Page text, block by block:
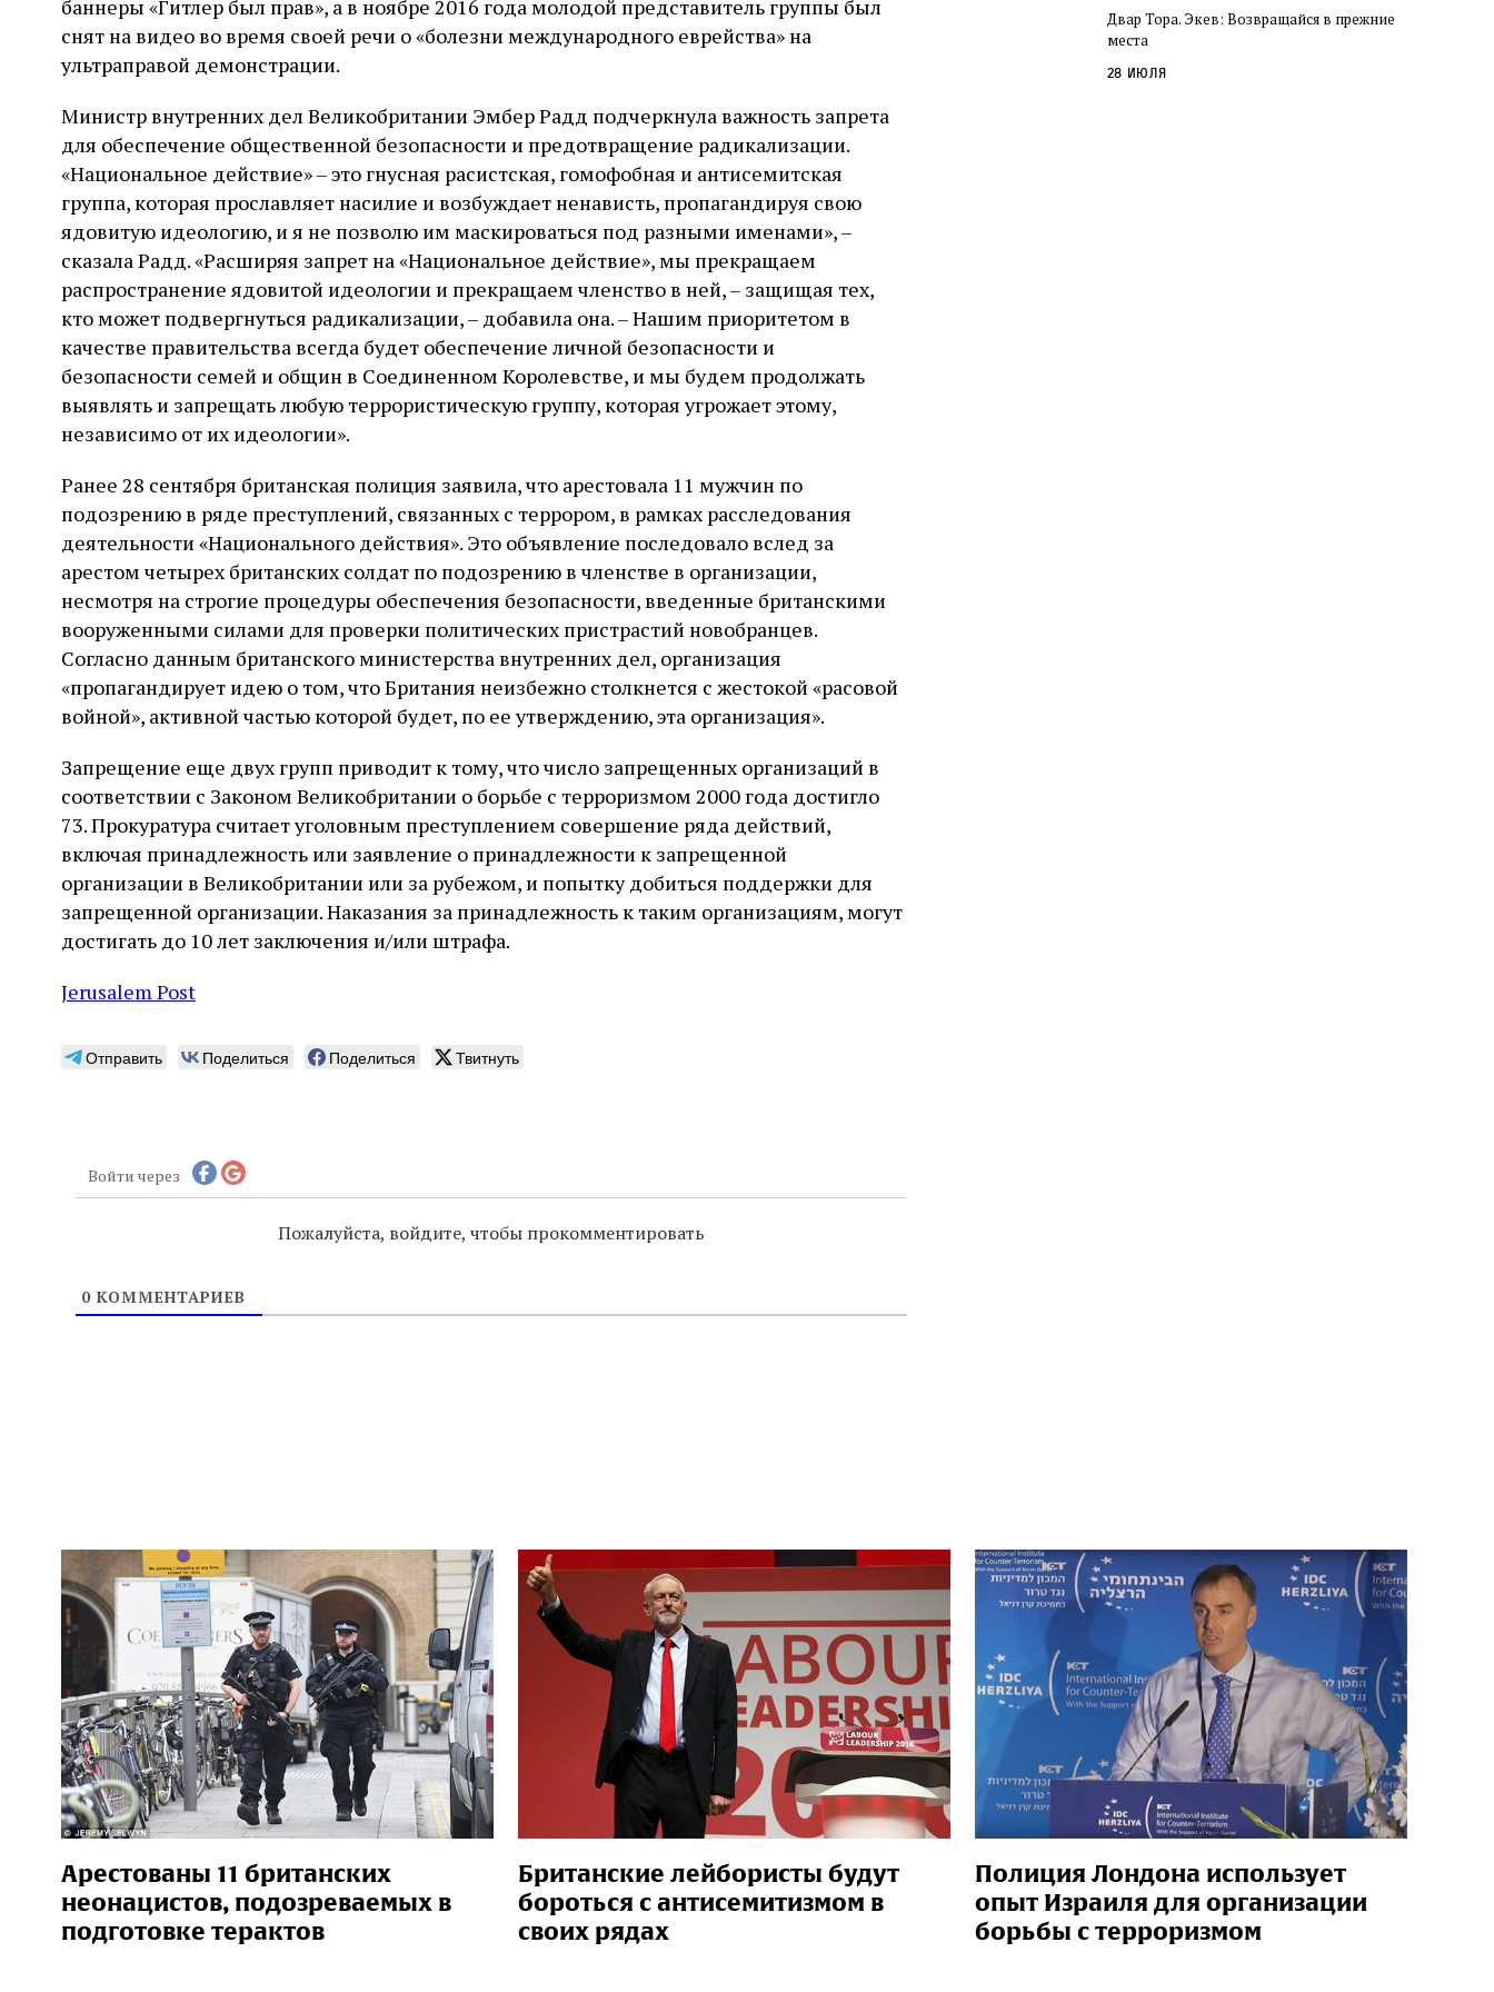
баннеры «Гитлер был прав», а в ноябре 2016 года молодой представитель группы был
снят на видео во время своей речи о «болезни международного еврейства» на
ультраправой демонстрации.
Министр внутренних дел Великобритании Эмбер Радд подчеркнула важность запрета
для обеспечение общественной безопасности и предотвращение радикализации.
«Национальное действие» – это гнусная расистская, гомофобная и антисемитская
группа, которая прославляет насилие и возбуждает ненависть, пропагандируя свою
ядовитую идеологию, и я не позволю им маскироваться под разными именами», –
сказала Радд. «Расширяя запрет на «Национальное действие», мы прекращаем
распространение ядовитой идеологии и прекращаем членство в ней, – защищая тех,
кто может подвергнуться радикализации, – добавила она. – Нашим приоритетом в
качестве правительства всегда будет обеспечение личной безопасности и
безопасности семей и общин в Соединенном Королевстве, и мы будем продолжать
выявлять и запрещать любую террористическую группу, которая угрожает этому,
независимо от их идеологии».
Ранее 28 сентября британская полиция заявила, что арестовала 11 мужчин по
подозрению в ряде преступлений, связанных с террором, в рамках расследования
деятельности «Национального действия». Это объявление последовало вслед за
арестом четырех британских солдат по подозрению в членстве в организации,
несмотря на строгие процедуры обеспечения безопасности, введенные британскими
вооруженными силами для проверки политических пристрастий новобранцев.
Согласно данным британского министерства внутренних дел, организация
«пропагандирует идею о том, что Британия неизбежно столкнется с жестокой «расовой
войной», активной частью которой будет, по ее утверждению, эта организация».
Запрещение еще двух групп приводит к тому, что число запрещенных организаций в
соответствии с Законом Великобритании о борьбе с терроризмом 2000 года достигло
73. Прокуратура считает уголовным преступлением совершение ряда действий,
включая принадлежность или заявление о принадлежности к запрещенной
организации в Великобритании или за рубежом, и попытку добиться поддержки для
запрещенной организации. Наказания за принадлежность к таким организациям, могут
достигать до 10 лет заключения и/или штрафа.
Jerusalem Post
Отправить Поделиться Поделиться Твитнуть
Войти через
Пожалуйста, войдите, чтобы прокомментировать
0КОММЕНТАРИЕВ
слово в переводе Библии
Двар Тора. Экев: Возвращайся в прежние
места
28 июля
Арестованы 11 британских
неонацистов, подозреваемых в
подготовке терактов
Британские лейбористы будут
бороться с антисемитизмом в
своих рядах
Полиция Лондона использует
опыт Израиля для организации
борьбы с терроризмом